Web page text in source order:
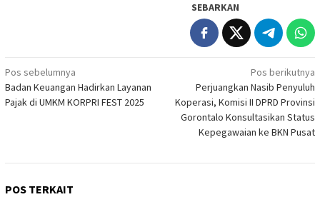
SEBARKAN
Navigasi
pos
Pos sebelumnya
Badan Keuangan Hadirkan Layanan
Pajak di UMKM KORPRI FEST 2025
Pos berikutnya
Perjuangkan Nasib Penyuluh
Koperasi, Komisi II DPRD Provinsi
Gorontalo Konsultasikan Status
Kepegawaian ke BKN Pusat
POS TERKAIT